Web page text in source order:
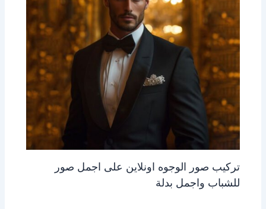
تركيب صور الوجوه اونلاين على اجمل صور
للشباب واجمل بدلة